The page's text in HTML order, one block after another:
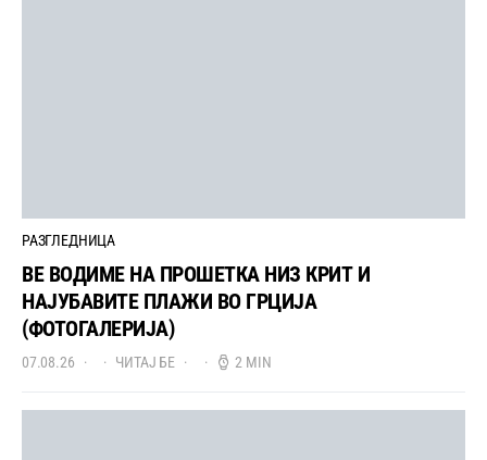
РАЗГЛЕДНИЦА
ВЕ ВОДИМЕ НА ПРОШЕТКА НИЗ КРИТ И
НАЈУБАВИТЕ ПЛАЖИ ВО ГРЦИЈА
(ФОТОГАЛЕРИЈА)
07.08.26 ЧИТАЈ БЕ 2 MIN